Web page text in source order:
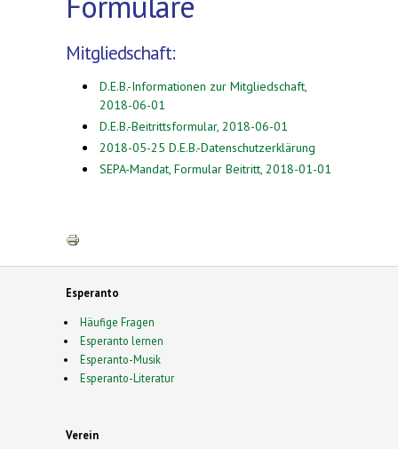
Mitgliedschaft:
D.E.B.-Informationen zur Mitgliedschaft,
2018-06-01
D.E.B.-Beitrittsformular, 2018-06-01
2018-05-25 D.E.B.-Datenschutzerklärung
SEPA-Mandat, Formular Beitritt, 2018-01-01
Esperanto
Häufige Fragen
Esperanto lernen
Esperanto-Musik
Esperanto-Literatur
Verein